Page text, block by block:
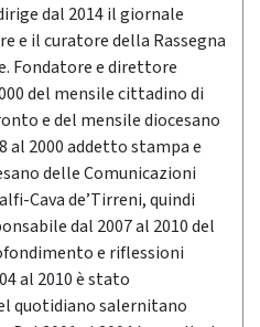
dal 2014 il giornale
e il curatore della Rassegna
Fondatore e direttore
del mensile cittadino di
e del mensile diocesano
al 2000 addetto stampa e
delle Comunicazioni
Cava de’Tirreni, quindi
dal 2007 al 2010 del
e riflessioni
al 2010 è stato
quotidiano salernitano